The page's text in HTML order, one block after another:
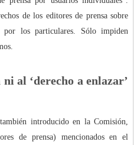
de los editores de prensa sobre
los particulares. Sólo impiden
al ‘derecho a enlazar’
introducido en la Comisión,
de prensa) mencionados en el